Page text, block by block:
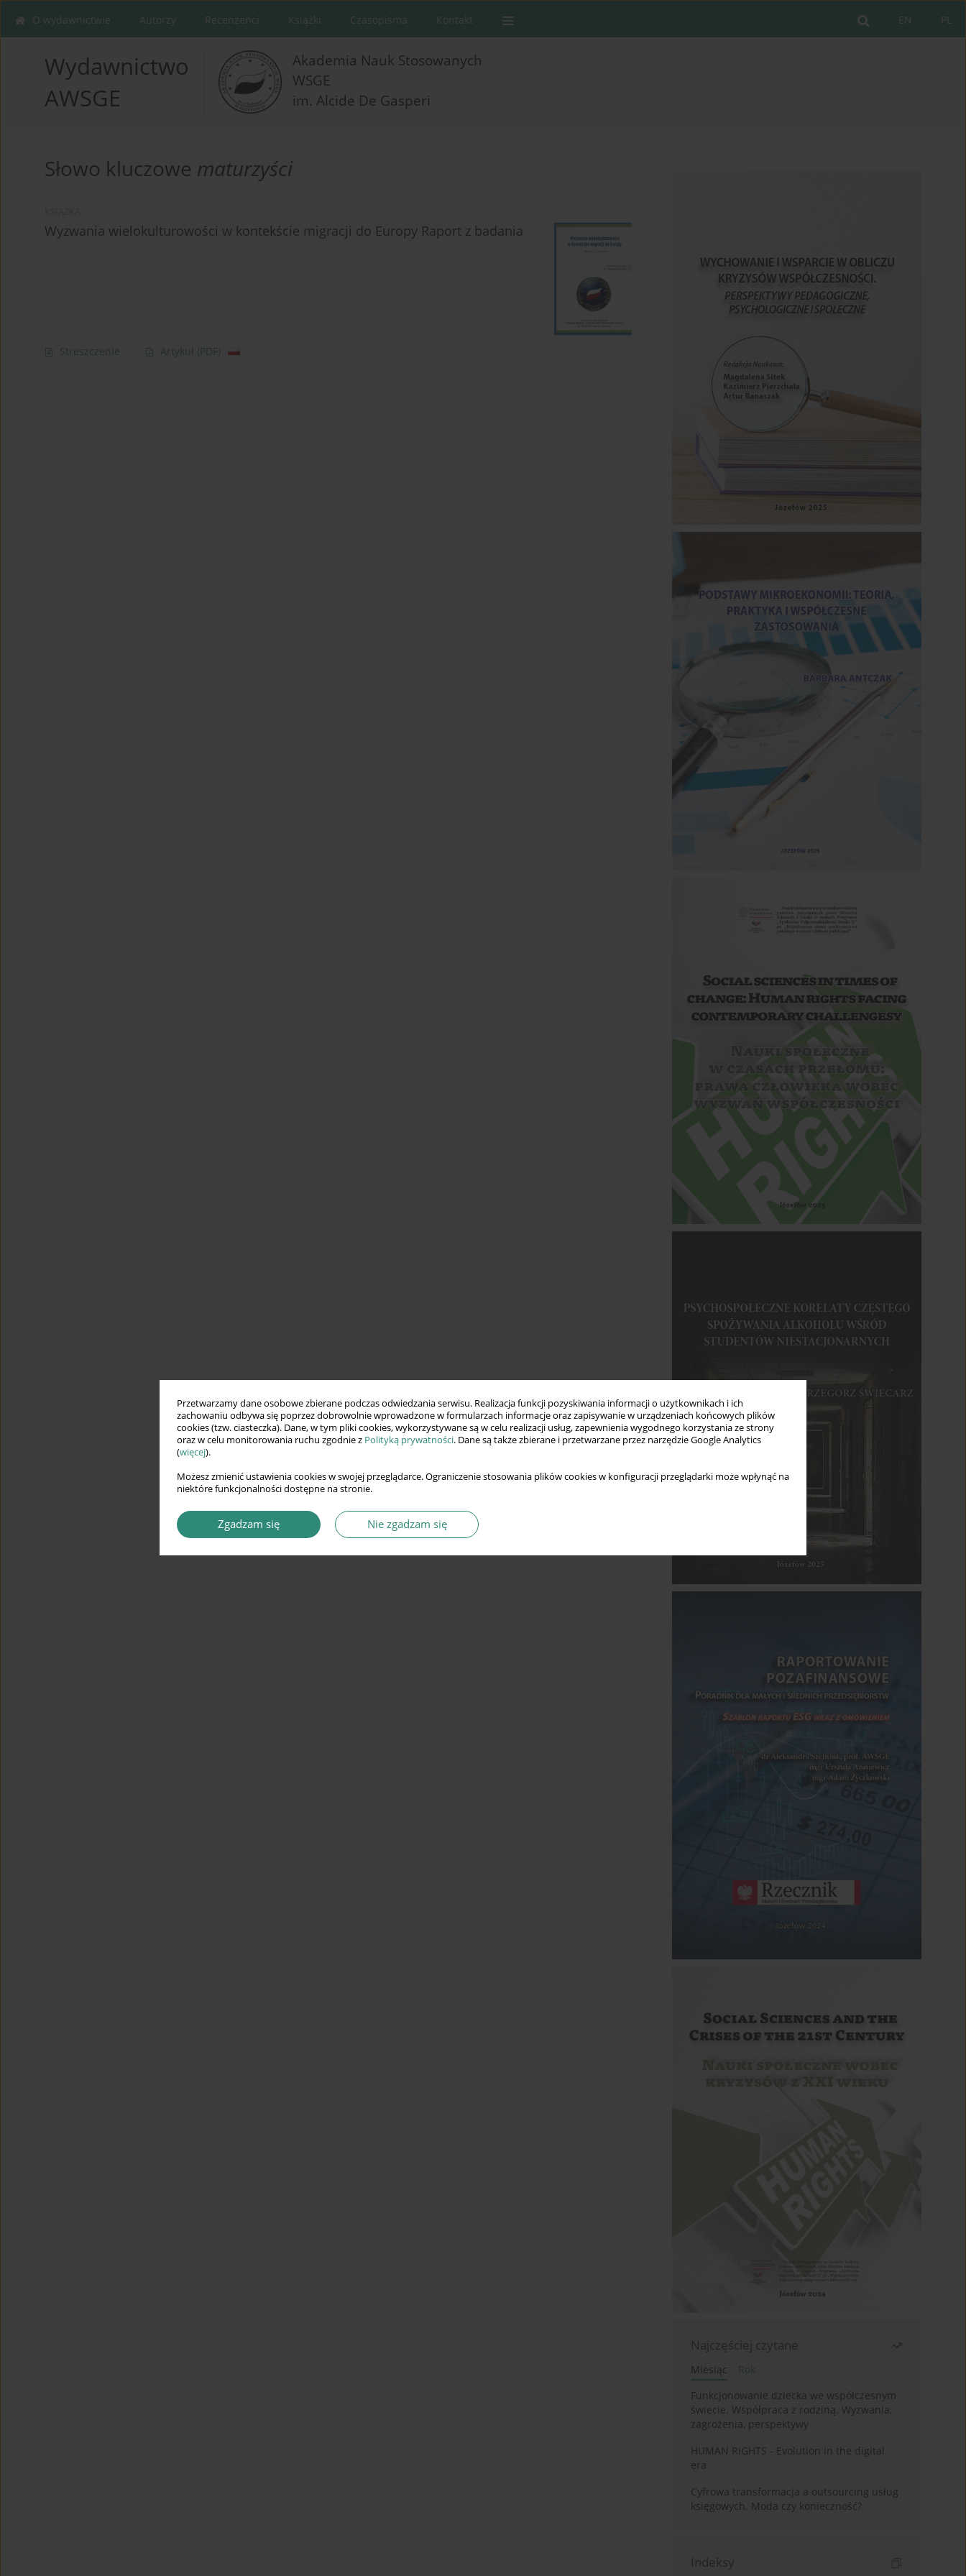
Przetwarzamy dane osobowe zbierane podczas odwiedzania serwisu. Realizacja funkcji pozyskiwania informacji o użytkownikach i ich
zachowaniu odbywa się poprzez dobrowolnie wprowadzone w formularzach informacje oraz zapisywanie w urządzeniach końcowych plików
cookies (tzw. ciasteczka). Dane, w tym pliki cookies, wykorzystywane są w celu realizacji usług, zapewnienia wygodnego korzystania ze strony
oraz w celu monitorowania ruchu zgodnie z Polityką prywatności. Dane są także zbierane i przetwarzane przez narzędzie Google Analytics
(więcej).
Możesz zmienić ustawienia cookies w swojej przeglądarce. Ograniczenie stosowania plików cookies w konfiguracji przeglądarki może wpłynąć na
niektóre funkcjonalności dostępne na stronie.
Zgadzam się Nie zgadzam się
PL
EN
O wydawnictwie Autorzy Recenzenci Książki Czasopisma Kontakt
Wydawnictwo
AWSGE
Akademia Nauk Stosowanych
WSGE
im. Alcide De Gasperi
Słowo kluczowe maturzyści
Wyzwania wielokulturowości w kontekście migracji do Europy Raport z badania
Streszczenie Artykuł (PDF)
Najczęściej czytane
Miesiąc
Rok
Funkcjonowanie dziecka we współczesnym
świecie. Współpraca z rodziną. Wyzwania,
zagrożenia, perspektywy
HUMAN RIGHTS - Evolution in the digital
era
Cyfrowa transformacja a outsourcing usług
księgowych. Moda czy konieczność?
Indeksy